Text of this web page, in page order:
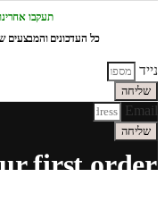
תעקבו
כל העדכונים והמבצעים
נייד
שליחה
Email
שליחה
first order